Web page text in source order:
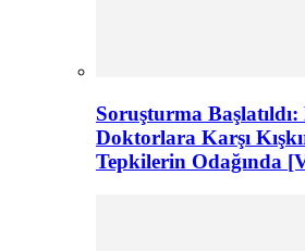
Soruşturma
Doktorlara Karşı
Tepkilerin Odağında